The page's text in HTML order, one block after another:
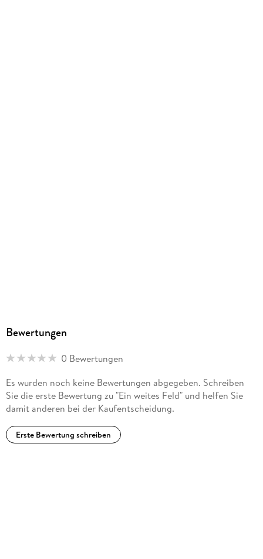
Bewertungen
0 Bewertungen
Es wurden noch keine Bewertungen abgegeben. Schreiben
Sie die erste Bewertung zu "Ein weites Feld" und helfen Sie
damit anderen bei der Kaufentscheidung.
Erste Bewertung schreiben